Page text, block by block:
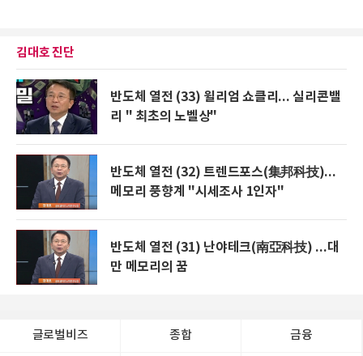
김대호 진단
반도체 열전 (33) 윌리엄 쇼클리... 실리콘밸
리 " 최초의 노벨상"
반도체 열전 (32) 트렌드포스(集邦科技)...
메모리 풍향계 "시세조사 1인자"
반도체 열전 (31) 난야테크(南亞科技) ...대
만 메모리의 꿈
글로벌비즈 종합 금융